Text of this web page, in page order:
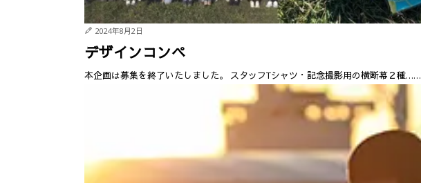
2024年8月2日
デザインコンペ
本企画は募集を終了いたしました。 スタッフTシャツ・記念撮影用の横断幕２種……